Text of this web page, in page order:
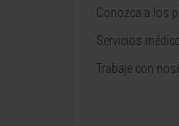
Conozca a los
Servicios
Trabaje con